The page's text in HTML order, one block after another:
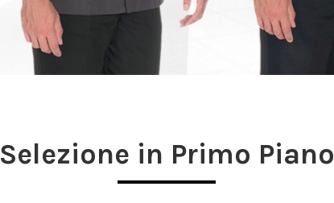
Selezione in Primo Piano